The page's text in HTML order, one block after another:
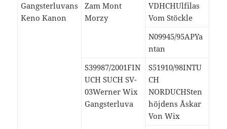
Gangsterluvans
Keno Kanon
Zam Mont
Morzy
VDHCHUlfilas
Vom Stöckle
N09945/95APYa
ntan
S39987/2001FIN
UCH SUCH SV-
03Werner Wix
Gangsterluva
S51910/98INTU
CH
NORDUCHSten
höjdens Åskar
Von Wix